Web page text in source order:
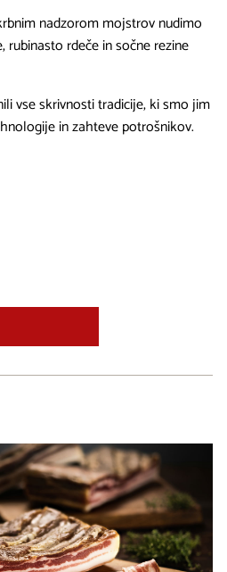
nadzorom mojstrov nudimo
rubinasto rdeče in sočne rezine
vse skrivnosti tradicije, ki smo jim
in zahteve potrošnikov.